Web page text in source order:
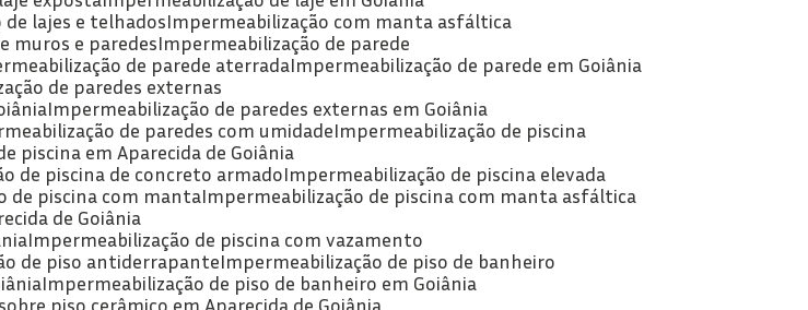
de lajes e telhados Impermeabilização com manta asfáltica
muros e paredes Impermeabilização de parede
de parede aterrada Impermeabilização de parede em Goiânia
de paredes externas
Impermeabilização de paredes externas em Goiânia
de paredes com umidade Impermeabilização de piscina
piscina em Aparecida de Goiânia
de piscina de concreto armado Impermeabilização de piscina elevada
de piscina com manta Impermeabilização de piscina com manta asfáltica
de Goiânia
Impermeabilização de piscina com vazamento
de piso antiderrapante Impermeabilização de piso de banheiro
Impermeabilização de piso de banheiro em Goiânia
piso cerâmico em Aparecida de Goiânia